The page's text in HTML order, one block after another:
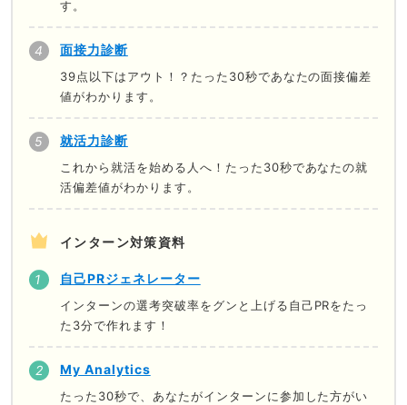
す。
面接力診断
39点以下はアウト！？たった30秒であなたの面接偏差
値がわかります。
就活力診断
これから就活を始める人へ！たった30秒であなたの就
活偏差値がわかります。
インターン対策資料
自己PRジェネレーター
インターンの選考突破率をグンと上げる自己PRをたっ
た3分で作れます！
My Analytics
たった30秒で、あなたがインターンに参加した方がい